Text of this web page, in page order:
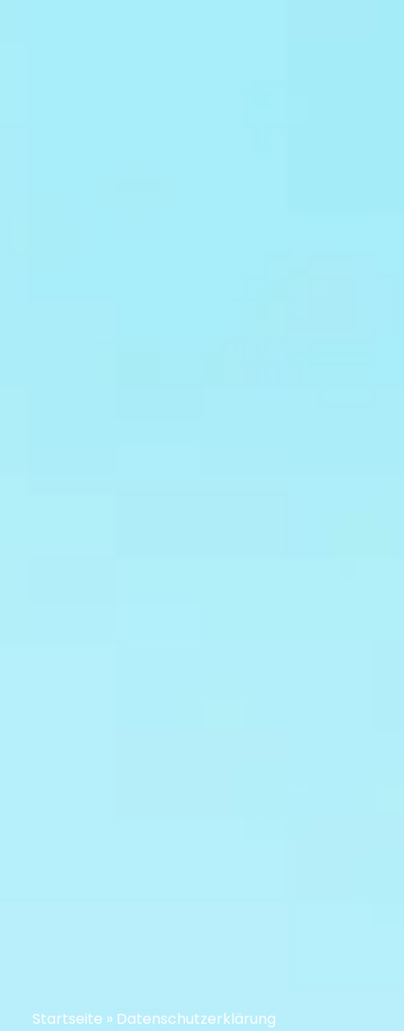
Startseite » Datenschutzerklärung